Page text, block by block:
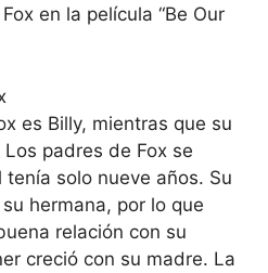
en la película “Be Our
es Billy, mientras que su
padres de Fox se
solo nueve años. Su
hermana, por lo que
relación con su
creció con su madre. La